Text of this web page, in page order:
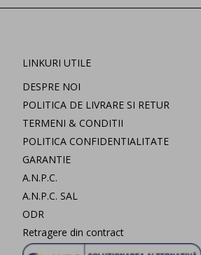
LINKURI UTILE
DESPRE NOI
POLITICA DE LIVRARE SI RETUR
TERMENI & CONDITII
POLITICA CONFIDENTIALITATE
GARANTIE
A.N.P.C.
A.N.P.C. SAL
ODR
Retragere din contract